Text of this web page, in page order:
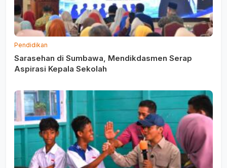
Pendidikan
Sarasehan di Sumbawa, Mendikdasmen Serap
Aspirasi Kepala Sekolah